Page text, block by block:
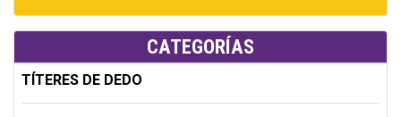
CATEGORÍAS
TÍTERES DE DEDO